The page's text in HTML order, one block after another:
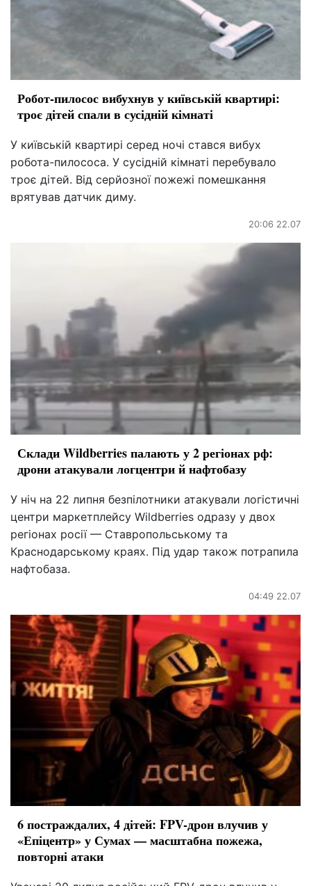
Робот-пилосос вибухнув у київській квартирі:
троє дітей спали в сусідній кімнаті
У київській квартирі серед ночі стався вибух
робота-пилососа. У сусідній кімнаті перебувало
троє дітей. Від серйозної пожежі помешкання
врятував датчик диму.
20:06 22.07
Склади Wildberries палають у 2 регіонах рф:
дрони атакували логцентри й нафтобазу
У ніч на 22 липня безпілотники атакували логістичні
центри маркетплейсу Wildberries одразу у двох
регіонах росії — Ставропольському та
Краснодарському краях. Під удар також потрапила
нафтобаза.
04:49 22.07
6 постраждалих, 4 дітей: FPV-дрон влучив у
«Епіцентр» у Сумах — масштабна пожежа,
повторні атаки